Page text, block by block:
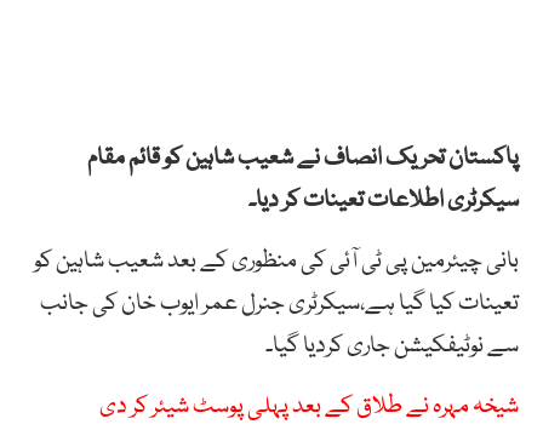
پاکستان تحریک انصاف نے شعیب شاہین کو قائم مقام
سیکرٹری اطلاعات تعینات کر دیا۔
بانی چیئرمین پی ٹی آئی کی منظوری کے بعد شعیب شاہین کو
تعینات کیا گیا ہے،سیکرٹری جنرل عمر ایوب خان کی جانب
سے نوٹیفکیشن جاری کردیا گیا۔
شیخہ مہرہ نے طلاق کے بعد پہلی پوسٹ شیئر کر دی